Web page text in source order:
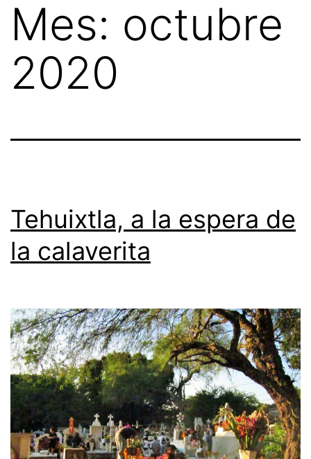
Skip
content
Mes: octubre
2020
Tehuixtla, a la espera de
la calaverita